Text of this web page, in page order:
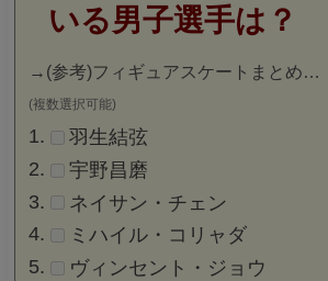
いる男子選手は？
→ (参考)フィギュアスケートまとめ…
(複数選択可能)
羽生結弦
宇野昌磨
ネイサン・チェン
ミハイル・コリャダ
ヴィンセント・ジョウ